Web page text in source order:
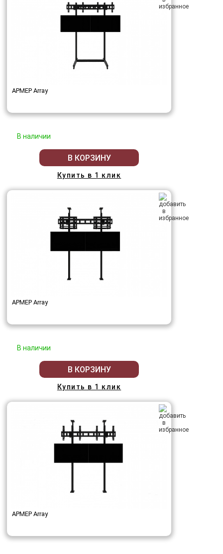
АРМЕР Array
В наличии
В КОРЗИНУ
Купить в 1 клик
АРМЕР Array
В наличии
В КОРЗИНУ
Купить в 1 клик
АРМЕР Array